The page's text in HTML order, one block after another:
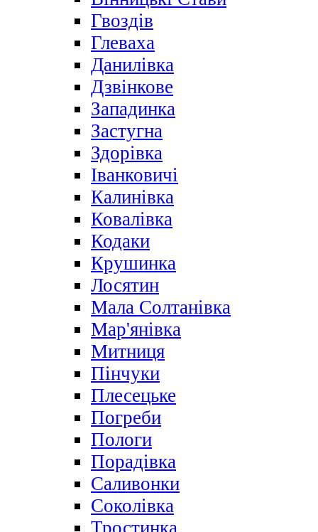
Гвоздів
Глеваха
Данилівка
Дзвінкове
Западинка
Застугна
Здорівка
Іванковичі
Калинівка
Ковалівка
Кодаки
Крушинка
Лосятин
Мала Солтанівка
Мар'янівка
Митниця
Пінчуки
Плесецьке
Погреби
Пологи
Порадівка
Саливонки
Соколівка